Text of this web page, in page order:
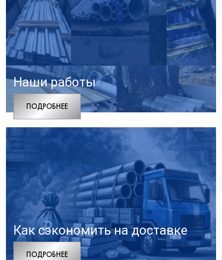
Наши работы
ПОДРОБНЕЕ
Как сэкономить на доставке
ПОДРОБНЕЕ